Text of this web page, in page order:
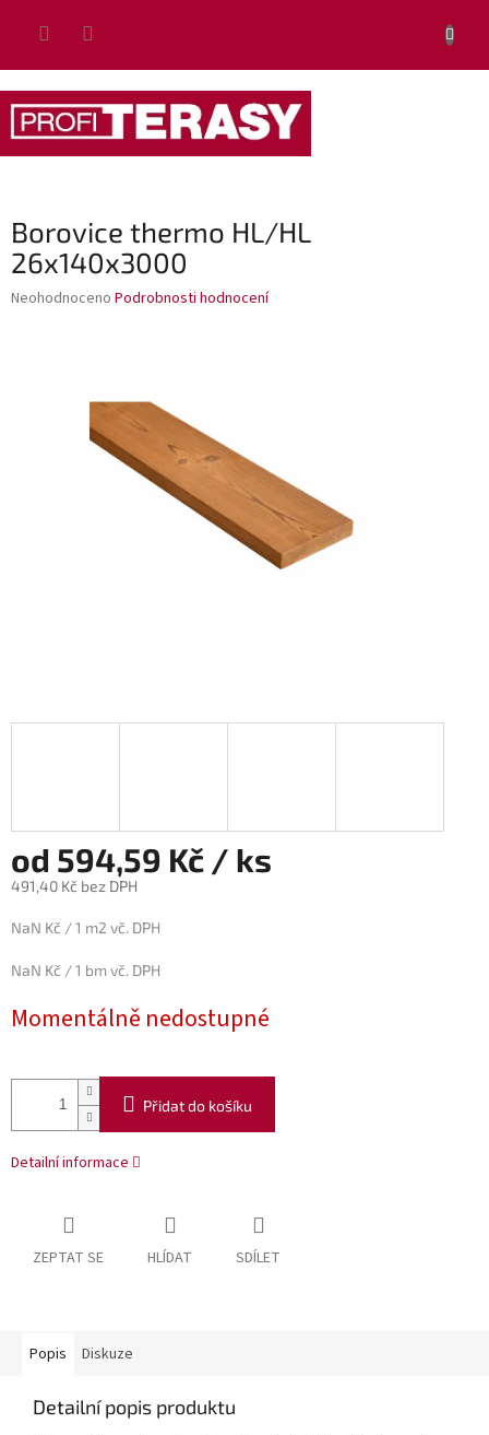
Borovice thermo HL/HL
26x140x3000
Průměrné
Neohodnoceno Podrobnosti hodnocení
od 594,59 Kč / ks
491,40 Kč bez DPH
cena:
NaN Kč / 1 m2 vč. DPH
NaN Kč / 1 bm vč. DPH
Momentálně nedostupné
Přidat do košíku
Detailní informace
ZEPTAT SE HLÍDAT SDÍLET
Popis Diskuze
Detailní popis produktu